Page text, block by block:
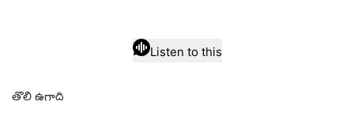
Listen to this
తొలి ఉగాది